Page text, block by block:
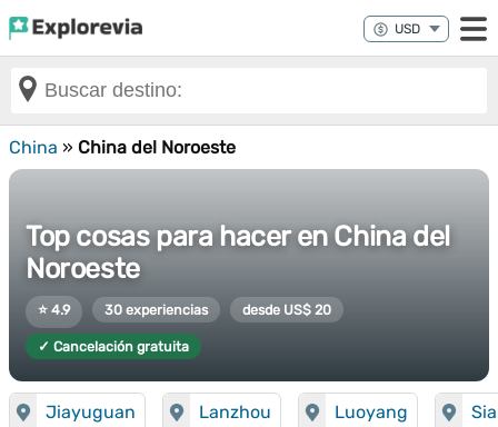
China » China del Noroeste
Top cosas para hacer en China del
Noroeste
⭐ 4.9 30 experiencias desde US$ 20
✓ Cancelación gratuita
Jiayuguan Lanzhou Luoyang